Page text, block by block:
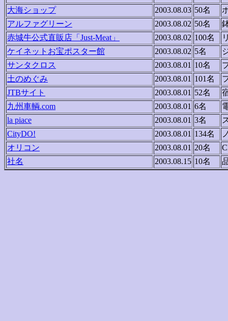
大海ショップ
2003.08.03 50名
アルファグリーン
2003.08.02 50名
赤城牛公式直販店「Just-Meat」
2003.08.02 100名
ケイネットお宝ポスター館
2003.08.02 5名
サンタクロス
2003.08.01 10名
土のめぐみ
2003.08.01 101名
JTBサイト
2003.08.01 52名
九州車輌.com
2003.08.01 6名
la piace
2003.08.01 3名
CityDO!
2003.08.01 134名
オリコン
2003.08.01 20名
社名
2003.08.15 10名